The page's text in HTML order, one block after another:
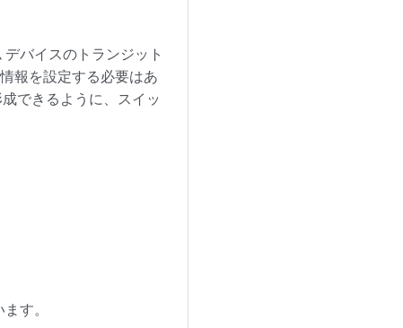
バイスのトランジット
報を設定する必要はあ
できるように、スイッ
す。